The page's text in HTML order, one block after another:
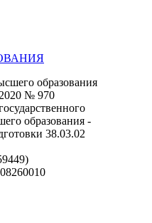
образования
№ 970
образования -
38.03.02